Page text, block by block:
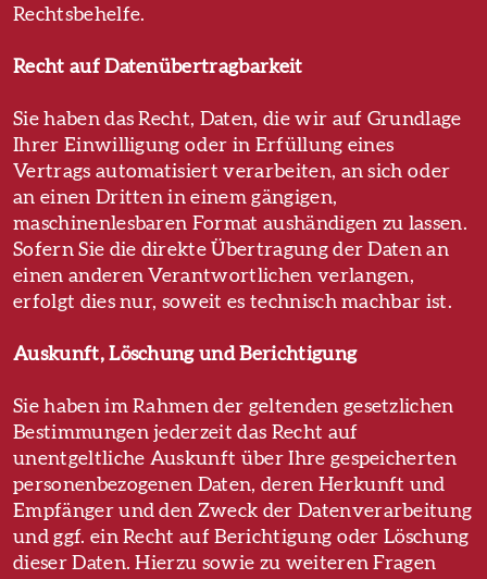
Rechtsbehelfe.
Recht auf Daten­übertrag­barkeit
Sie haben das Recht, Daten, die wir auf Grundlage
Ihrer Einwilligung oder in Erfüllung eines
Vertrags automatisiert verarbeiten, an sich oder
an einen Dritten in einem gängigen,
maschinenlesbaren Format aushändigen zu lassen.
Sofern Sie die direkte Übertragung der Daten an
einen anderen Verantwortlichen verlangen,
erfolgt dies nur, soweit es technisch machbar ist.
Auskunft, Löschung und Berichtigung
Sie haben im Rahmen der geltenden gesetzlichen
Bestimmungen jederzeit das Recht auf
unentgeltliche Auskunft über Ihre gespeicherten
personenbezogenen Daten, deren Herkunft und
Empfänger und den Zweck der Datenverarbeitung
und ggf. ein Recht auf Berichtigung oder Löschung
dieser Daten. Hierzu sowie zu weiteren Fragen